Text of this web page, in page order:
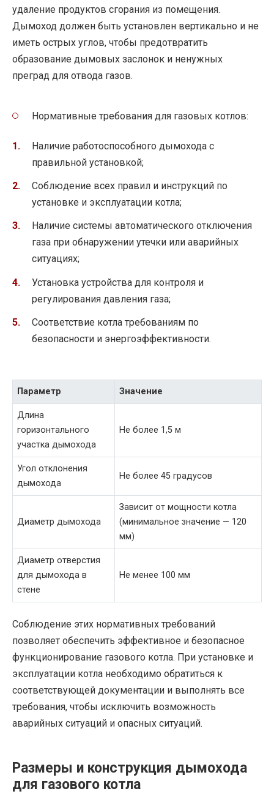
удаление продуктов сгорания из помещения.
Дымоход должен быть установлен вертикально и не
иметь острых углов, чтобы предотвратить
образование дымовых заслонок и ненужных
преград для отвода газов.
Нормативные требования для газовых котлов:
Наличие работоспособного дымохода с
правильной установкой;
Соблюдение всех правил и инструкций по
установке и эксплуатации котла;
Наличие системы автоматического отключения
газа при обнаружении утечки или аварийных
ситуациях;
Установка устройства для контроля и
регулирования давления газа;
Соответствие котла требованиям по
безопасности и энергоэффективности.
Параметр Значение
Длина
горизонтального
участка дымохода
Не более 1,5 м
Угол отклонения
дымохода
Не более 45 градусов
Диаметр дымохода
Зависит от мощности котла
(минимальное значение — 120
мм)
Диаметр отверстия
для дымохода в
стене
Не менее 100 мм
Соблюдение этих нормативных требований
позволяет обеспечить эффективное и безопасное
функционирование газового котла. При установке и
эксплуатации котла необходимо обратиться к
соответствующей документации и выполнять все
требования, чтобы исключить возможность
аварийных ситуаций и опасных ситуаций.
Размеры и конструкция дымохода
для газового котла